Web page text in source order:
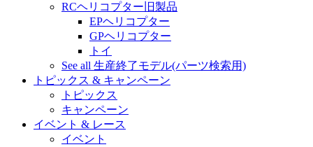
RCヘリコプター旧製品
EPヘリコプター
GPヘリコプター
トイ
See all 生産終了モデル(パーツ検索用)
トピックス & キャンペーン
トピックス
キャンペーン
イベント & レース
イベント